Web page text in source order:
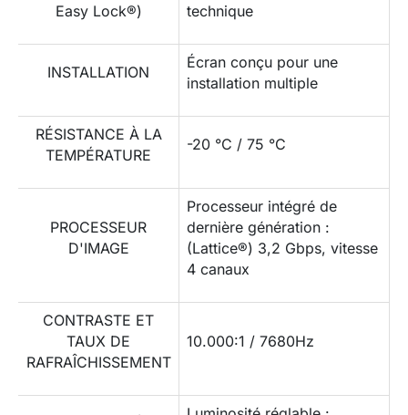
Easy Lock®)
technique
INSTALLATION
Écran conçu pour une
installation multiple
RÉSISTANCE À LA
TEMPÉRATURE
-20 °C / 75 °C
PROCESSEUR
D'IMAGE
Processeur intégré de
dernière génération :
(Lattice®) 3,2 Gbps, vitesse
4 canaux
CONTRASTE ET
TAUX DE
RAFRAÎCHISSEMENT
10.000:1 / 7680Hz